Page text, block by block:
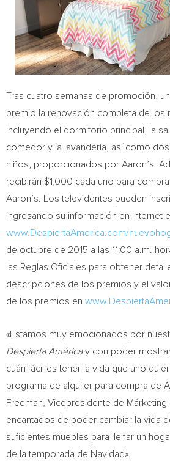
Tras cuatro semanas de promoción,
premio la renovación completa de los
incluyendo el dormitorio principal, la
comedor y la lavandería, así como
niños, proporcionados por Aaron’s.
recibirán $1,000 cada uno para
Aaron’s. Los televidentes pueden
ingresando su información en Internet
www.DespiertaAmerica.com/
de octubre de 2015 a las 11:00 a.m.
las Reglas Oficiales para obtener
descripciones de los premios y el
de los premios en
«Estamos muy emocionados por
Despierta Américay con poder
cuán fácil es tener la vida que uno
programa de alquiler para compra de
Freeman , Vicepresidente de
encantados de poder cambiar la vida
suficientes muebles para llenar un
de la temporada de Navidad».